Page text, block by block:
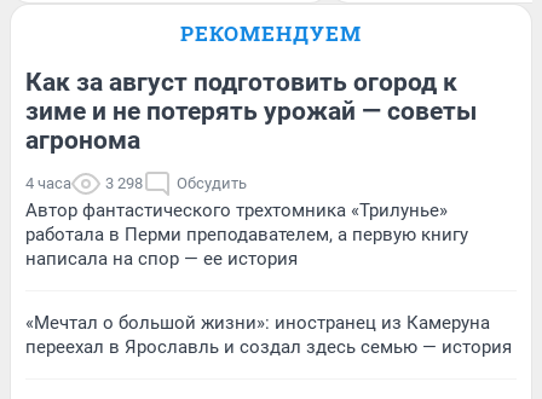
РЕКОМЕНДУЕМ
Как за август подготовить огород к
зиме и не потерять урожай — советы
агронома
4 часа 3 298 Обсудить
Автор фантастического трехтомника «Трилунье»
работала в Перми преподавателем, а первую книгу
написала на спор — ее история
«Мечтал о большой жизни»: иностранец из Камеруна
переехал в Ярославль и создал здесь семью — история